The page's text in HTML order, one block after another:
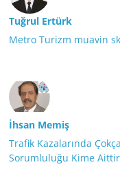
Tuğrul Ertürk
Metro Turizm muavin
İhsan Memiş
Trafik Kazalarında
Sorumluluğu Kime